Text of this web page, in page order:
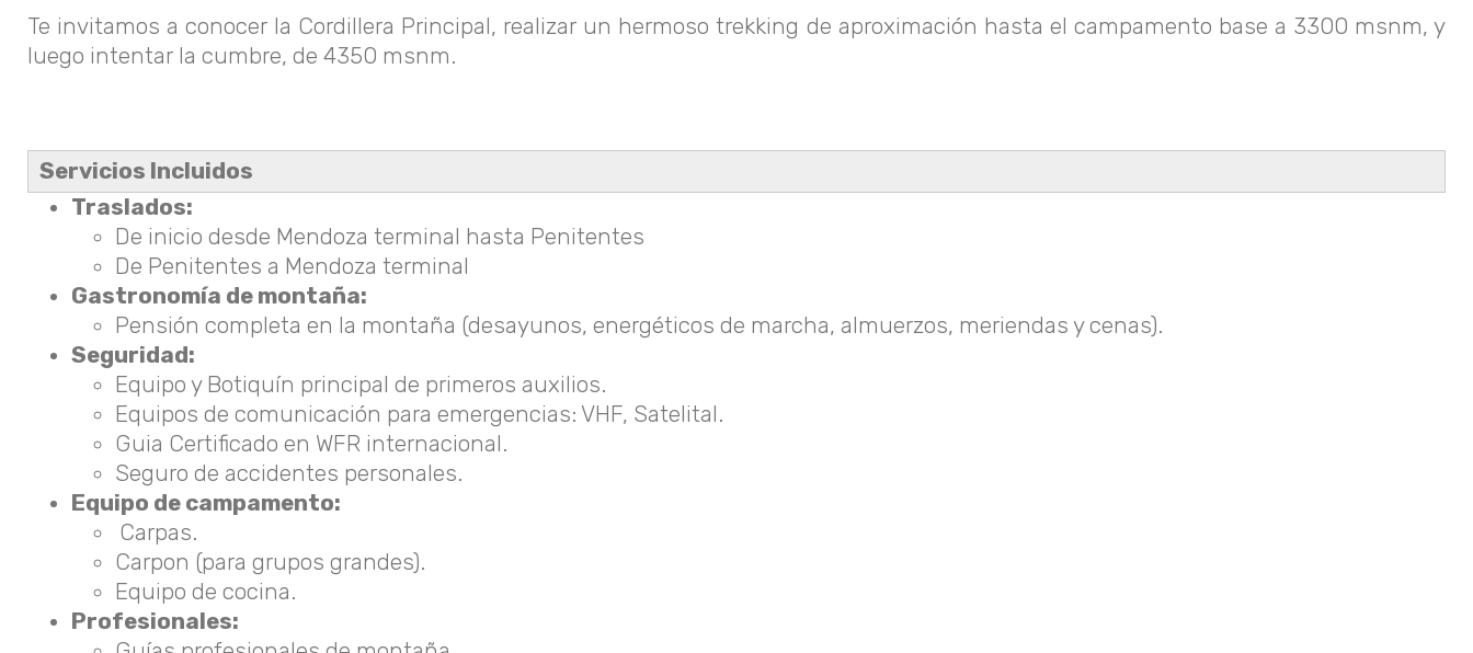
Te invitamos a conocer la Cordillera Principal, realizar un hermoso trekking de aproximación hasta el campamento base a 3300 msnm, y
luego intentar la cumbre, de 4350 msnm.
Servicios Incluidos
Traslados:
De inicio desde Mendoza terminal hasta Penitentes
De Penitentes a Mendoza terminal
Gastronomía de montaña:
Pensión completa en la montaña (desayunos, energéticos de marcha, almuerzos, meriendas y cenas).
Seguridad:
Equipo y Botiquín principal de primeros auxilios.
Equipos de comunicación para emergencias: VHF, Satelital.
Guia Certificado en WFR internacional.
Seguro de accidentes personales.
Equipo de campamento:
Carpas.
Carpon (para grupos grandes).
Equipo de cocina.
Profesionales: